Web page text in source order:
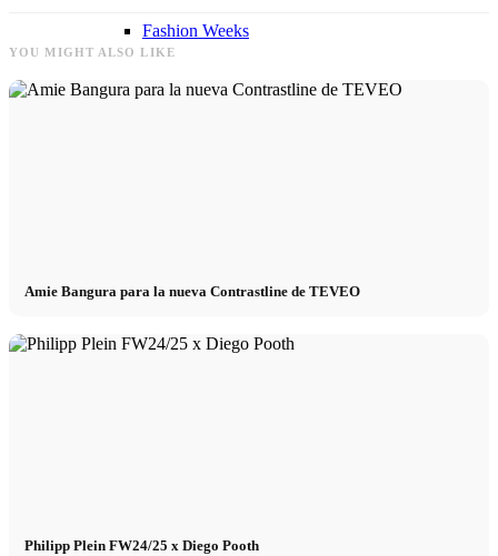
Fashion Weeks
Marcas de moda
Peppa del Día
YOU MIGHT ALSO LIKE
Amie Bangura para la nueva Contrastline de TEVEO
Philipp Plein FW24/25 x Diego Pooth